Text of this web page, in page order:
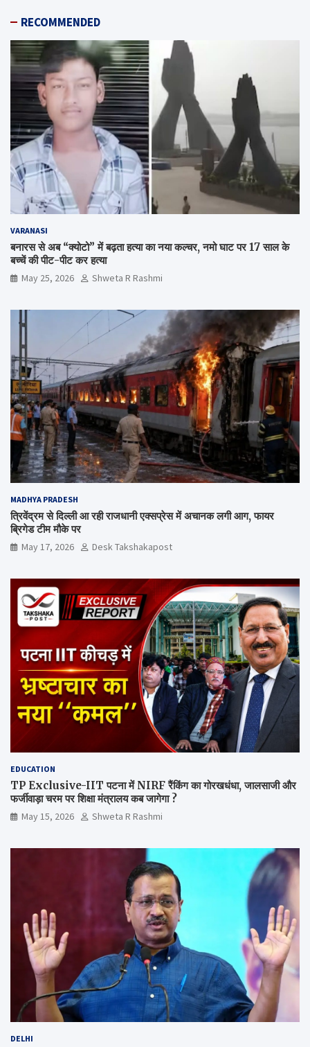
RECOMMENDED
VARANASI
बनारस से अब “क्योटो” में बढ़ता हत्या का नया कल्चर, नमो घाट पर 17 साल के
बच्चें की पीट-पीट कर हत्या
May 25, 2026 Shweta R Rashmi
MADHYA PRADESH
त्रिवेंद्रम से दिल्ली आ रही राजधानी एक्सप्रेस में अचानक लगी आग, फायर
ब्रिगेड टीम मौके पर
May 17, 2026 Desk Takshakapost
EDUCATION
TP Exclusive-IIT पटना में NIRF रैंकिंग का गोरखधंधा, जालसाजी और
फर्जीवाड़ा चरम पर शिक्षा मंत्रालय कब जागेगा ?
May 15, 2026 Shweta R Rashmi
DELHI